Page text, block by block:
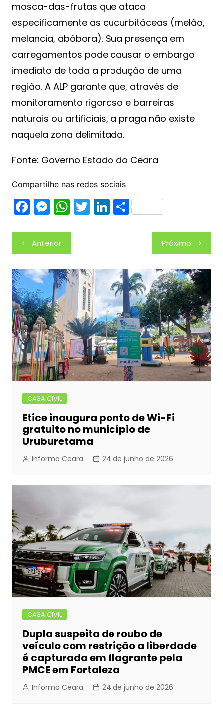
mosca-das-frutas que ataca
especificamente as cucurbitáceas (melão,
melancia, abóbora). Sua presença em
carregamentos pode causar o embargo
imediato de toda a produção de uma
região. A ALP garante que, através de
monitoramento rigoroso e barreiras
naturais ou artificiais, a praga não existe
naquela zona delimitada.
Fonte: Governo Estado do Ceara
Compartilhe nas redes sociais
F
c
e
b
o
o
k
M
s
s
e
n
g
er
W
at
s
A
p
p
T Li
dI
n
S
Navegação
de
Post
Anterior Próximo
CASA CIVIL
Etice inaugura ponto de Wi-Fi
gratuito no município de
Uruburetama
Informa Ceara 24 de junho de 2026
CASA CIVIL
Dupla suspeita de roubo de
veículo com restrição a liberdade
é capturada em flagrante pela
PMCE em Fortaleza
Informa Ceara 24 de junho de 2026